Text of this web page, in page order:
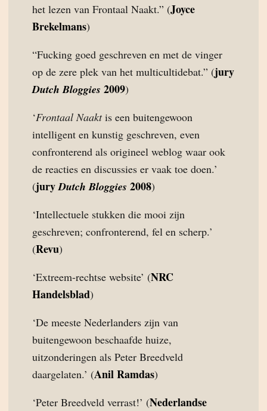
het lezen van Frontaal Naakt.” (Joyce
Brekelmans)
“Fucking goed geschreven en met de vinger
op de zere plek van het multicultidebat.” (jury
Dutch Bloggies 2009)
‘Frontaal Naaktis een buitengewoon
intelligent en kunstig geschreven, even
confronterend als origineel weblog waar ook
de reacties en discussies er vaak toe doen.’
(juryDutch Bloggies 2008)
‘Intellectuele stukken die mooi zijn
geschreven; confronterend, fel en scherp.’
(Revu)
‘Extreem-rechtse website’ (NRC
Handelsblad)
‘De meeste Nederlanders zijn van
buitengewoon beschaafde huize,
uitzonderingen als Peter Breedveld
daargelaten.’ (Anil Ramdas)
‘Peter Breedveld verrast!’ (Nederlandse